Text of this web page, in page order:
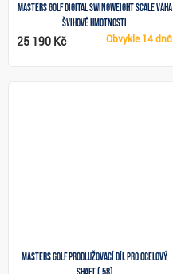
Masters Golf Digital Swingweight Scale váha
švihové hmotnosti
Obvykle 14 dnů
25 190 Kč
Masters Golf prodlužovací díl pro ocelový